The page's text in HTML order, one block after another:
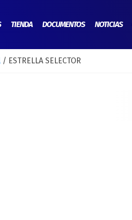
TIENDA DOCUMENTOS NOTICIAS
/ ESTRELLA SELECTOR